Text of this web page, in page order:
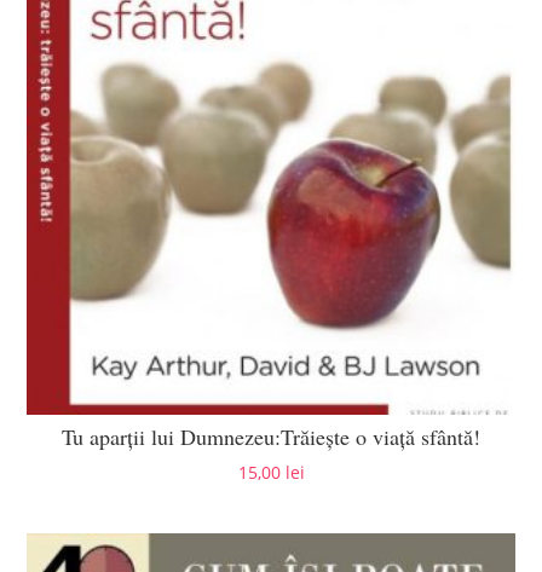
Tu aparții lui Dumnezeu:Trăiește o viață sfântă!
15,00 lei